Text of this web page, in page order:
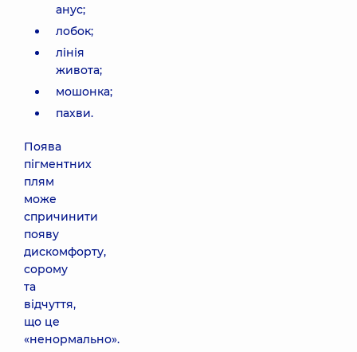
анус;
лобок;
лінія
живота;
мошонка;
пахви.
Поява
пігментних
плям
може
спричинити
появу
дискомфорту,
сорому
та
відчуття,
що це
«ненормально».